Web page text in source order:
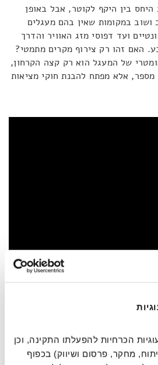
בין היקף לקוטר, אבל באופן
ושוב במקומות שאין בהם מעגלים
ועד דפוסי מזג האוויר והדרך
האם זהו רק צירוף מקרים מתמטי?
של המעגל הוא רק קצה הקרחון,
מספר, אלא מפתח להבנת חוקי מציאות
אך למרבה ההפתעה, הוא מופיע
כאוטיות – במקומות שבהם לכאורה